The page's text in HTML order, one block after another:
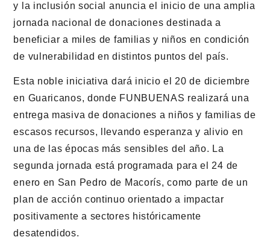
y la inclusión social anuncia el inicio de una amplia
jornada nacional de donaciones destinada a
beneficiar a miles de familias y niños en condición
de vulnerabilidad en distintos puntos del país.
Esta noble iniciativa dará inicio el 20 de diciembre
en Guaricanos, donde FUNBUENAS realizará una
entrega masiva de donaciones a niños y familias de
escasos recursos, llevando esperanza y alivio en
una de las épocas más sensibles del año. La
segunda jornada está programada para el 24 de
enero en San Pedro de Macorís, como parte de un
plan de acción continuo orientado a impactar
positivamente a sectores históricamente
desatendidos.